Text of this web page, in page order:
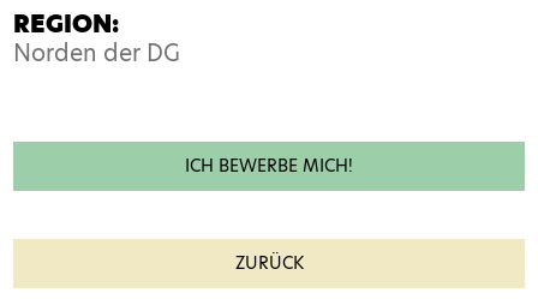
REGION:
Norden der DG
ICH BEWERBE MICH!
ZURÜCK